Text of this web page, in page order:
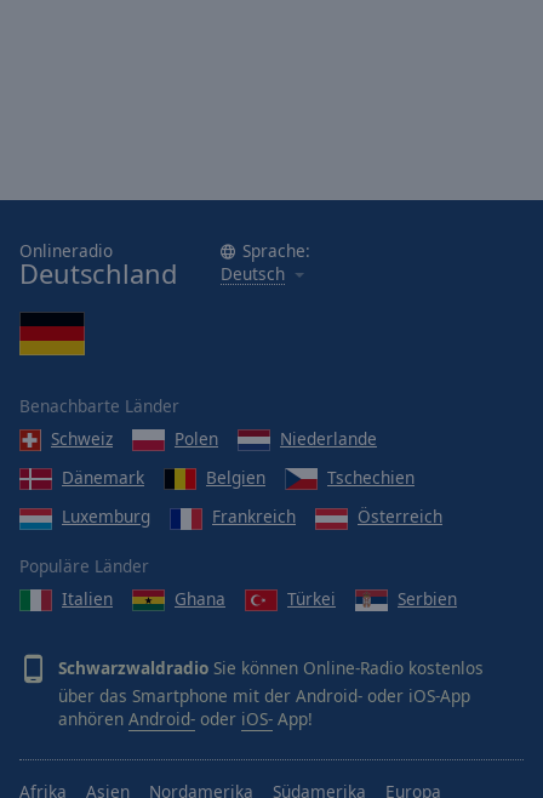
Onlineradio
Deutschland
Sprache:
Deutsch
Benachbarte Länder
Schweiz
Polen
Niederlande
Dänemark
Belgien
Tschechien
Luxemburg
Frankreich Österreich
Populäre Länder
Italien
Ghana Türkei Serbien
Schwarzwaldradio Sie können Online-Radio kostenlos
über das Smartphone mit der Android- oder iOS-App
anhören Android- oder iOS- App!
Afrika Asien Nordamerika Südamerika Europa